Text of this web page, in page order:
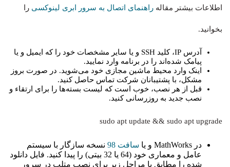
اطلاعات بیشتر مقاله راهنمای اتصال به سرور ابری لینوکسی را
بخوانید.
آدرس IP، کلید SSH و یا سایر مشخصات خود را که ایمیل و یا
پیامک شده‌اند را در برنامه وارد نمایید.
اینک وارد محیط ماشین مجازی خود می‌شوید. در صورت بروز
مشکل، با پشتیبانان شرکت تماس حاصل کنید.
قبل از هر نصب، خوب است که لیست بسته‌ها را برای ارتقاء و
نصب جدید به روزرسانی کنید.
sudo apt update && sudo apt upgrade
در MathWorks و یا سافت 98
نسخه‌ سازگار با سیستم
عامل و معماری خود (64 یا 32 بیتی) را پیدا کنید. فایل دانلود
شده را مطابق با مراحل زیر برای نصب متلب در سرور